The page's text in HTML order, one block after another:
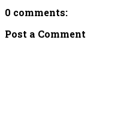
0 comments:
Post a Comment